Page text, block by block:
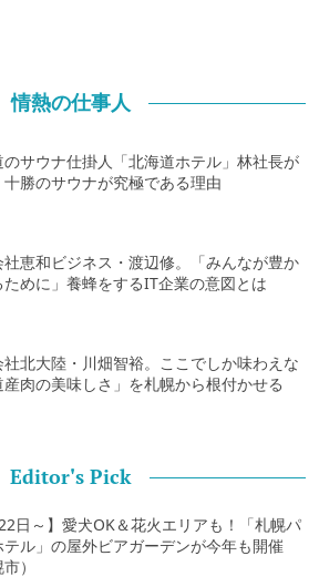
情熱の仕事人
のサウナ仕掛人「北海道ホテル」林社長が
勝のサウナが究極である理由
社恵和ビジネス・渡辺修。「みんなが豊か
ために」養蜂をするIT企業の意図とは
社北大陸・川畑智裕。ここでしか味わえな
産肉の美味しさ」を札幌から根付かせる
Editor's Pick
22日～】愛犬OK＆花火エリアも！「札幌パ
テル」の屋外ビアガーデンが今年も開催
）